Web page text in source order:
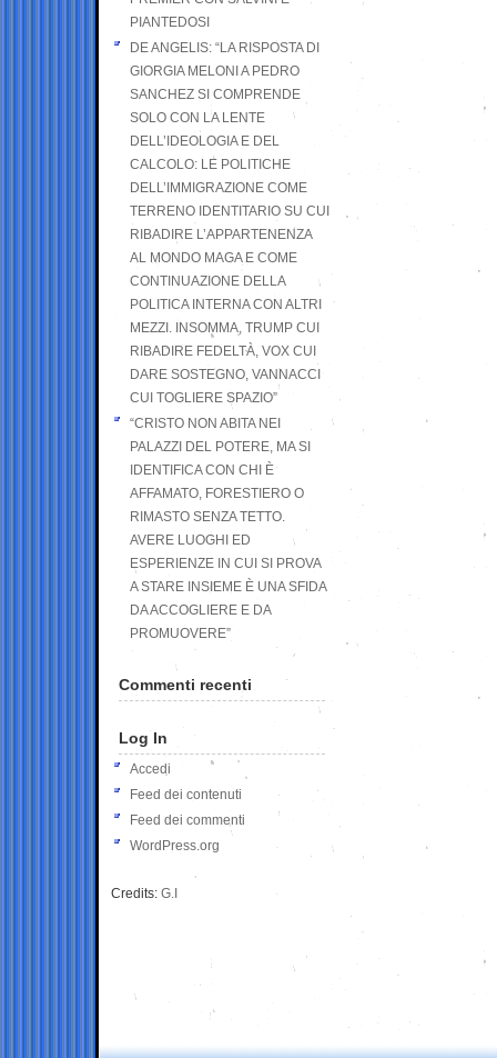
PIANTEDOSI
DE ANGELIS: “LA RISPOSTA DI
GIORGIA MELONI A PEDRO
SANCHEZ SI COMPRENDE
SOLO CON LA LENTE
DELL’IDEOLOGIA E DEL
CALCOLO: LE POLITICHE
DELL’IMMIGRAZIONE COME
TERRENO IDENTITARIO SU CUI
RIBADIRE L’APPARTENENZA
AL MONDO MAGA E COME
CONTINUAZIONE DELLA
POLITICA INTERNA CON ALTRI
MEZZI. INSOMMA, TRUMP CUI
RIBADIRE FEDELTÀ, VOX CUI
DARE SOSTEGNO, VANNACCI
CUI TOGLIERE SPAZIO”
“CRISTO NON ABITA NEI
PALAZZI DEL POTERE, MA SI
IDENTIFICA CON CHI È
AFFAMATO, FORESTIERO O
RIMASTO SENZA TETTO.
AVERE LUOGHI ED
ESPERIENZE IN CUI SI PROVA
A STARE INSIEME È UNA SFIDA
DA ACCOGLIERE E DA
PROMUOVERE”
Commenti recenti
Log In
Accedi
Feed dei contenuti
Feed dei commenti
WordPress.org
Credits: G.I